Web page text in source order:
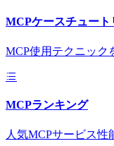
MCPケースチュート
MCP使用テクニック
MCPランキング
人気MCPサービス性